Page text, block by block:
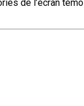
de l’écran